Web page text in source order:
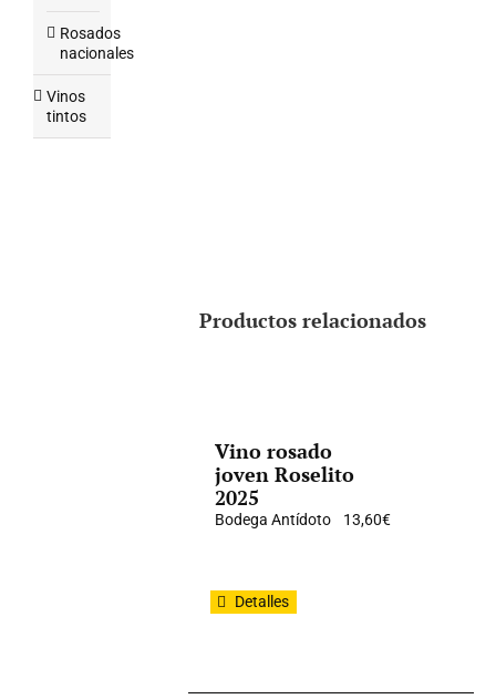
Productos relacionados
Vino rosado
joven Roselito
2025
Bodega Antídoto 13,60€
Detalles
Rosados
nacionales
Vinos
tintos